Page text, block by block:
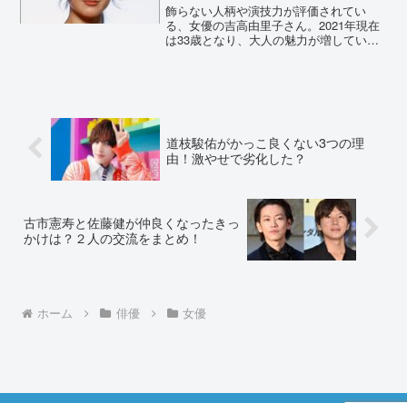
飾らない人柄や演技力が評価されてい
る、女優の吉高由里子さん。2021年現在
は33歳となり、大人の魅力が増していま
道枝駿佑がかっこ良くない3つの理
由！激やせで劣化した？
古市憲寿と佐藤健が仲良くなったきっ
かけは？２人の交流をまとめ！
ホーム 俳優 女優